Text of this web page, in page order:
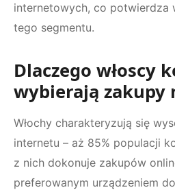
internetowych, co potwierdza
tego segmentu.
Dlaczego włoscy
wybierają zakupy
Włochy charakteryzują się
internetu – aż 85% populacji
z nich dokonuje zakupów
preferowanym urządzeniem